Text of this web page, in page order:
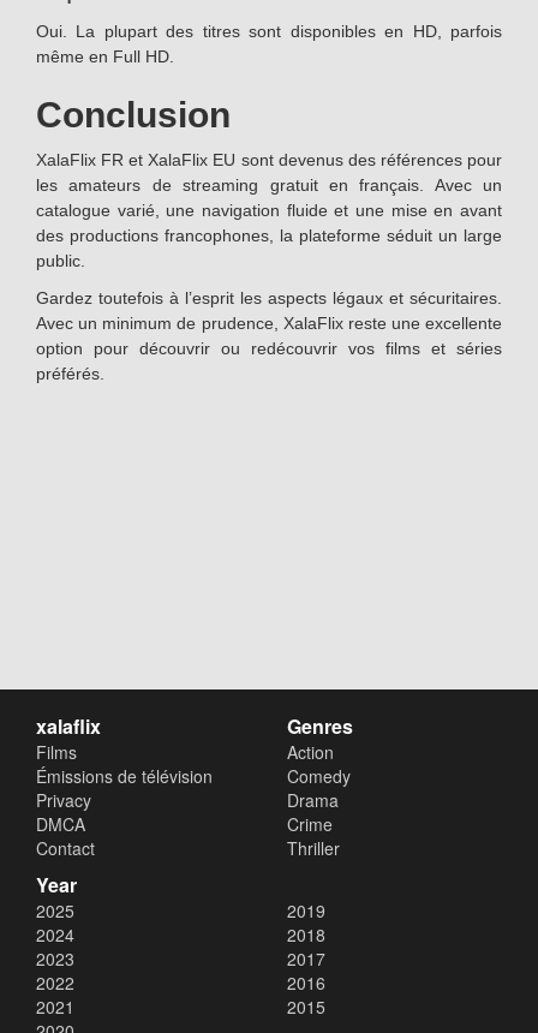
Oui. La plupart des titres sont disponibles en HD, parfois
même en Full HD.
Conclusion
XalaFlix FR et XalaFlix EU sont devenus des références pour
les amateurs de streaming gratuit en français. Avec un
catalogue varié, une navigation fluide et une mise en avant
des productions francophones, la plateforme séduit un large
public.
Gardez toutefois à l’esprit les aspects légaux et sécuritaires.
Avec un minimum de prudence, XalaFlix reste une excellente
option pour découvrir ou redécouvrir vos films et séries
préférés.
xalaflix
Films
Émissions de télévision
Privacy
DMCA
Contact
Genres
Action
Comedy
Drama
Crime
Thriller
Year
2025
2024
2023
2022
2021
2019
2018
2017
2016
2015